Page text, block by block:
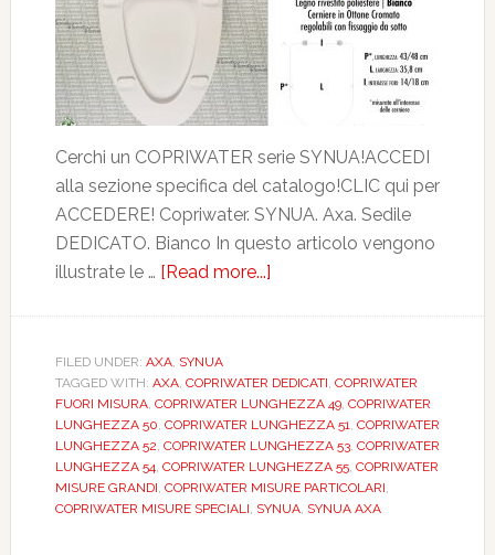
Cerchi un COPRIWATER serie SYNUA!ACCEDI
alla sezione specifica del catalogo!CLIC qui per
ACCEDERE! Copriwater. SYNUA. Axa. Sedile
DEDICATO. Bianco In questo articolo vengono
illustrate le … [Read more...]
DEDICATO.
MAM23522
FILED UNDER: AXA, SYNUA
TAGGED WITH: AXA, COPRIWATER DEDICATI, COPRIWATER
FUORI MISURA, COPRIWATER LUNGHEZZA 49, COPRIWATER
LUNGHEZZA 50, COPRIWATER LUNGHEZZA 51, COPRIWATER
LUNGHEZZA 52, COPRIWATER LUNGHEZZA 53, COPRIWATER
LUNGHEZZA 54, COPRIWATER LUNGHEZZA 55, COPRIWATER
MISURE GRANDI, COPRIWATER MISURE PARTICOLARI,
COPRIWATER MISURE SPECIALI, SYNUA, SYNUA AXA